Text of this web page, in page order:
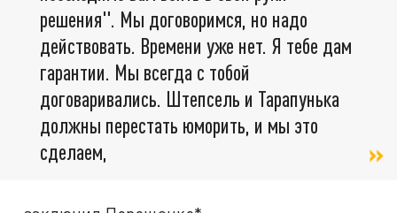
решения". Мы договоримся, но надо
действовать. Времени уже нет. Я тебе дам
гарантии. Мы всегда с тобой
договаривались. Штепсель и Тарапунька
должны перестать юморить, и мы это
сделаем,